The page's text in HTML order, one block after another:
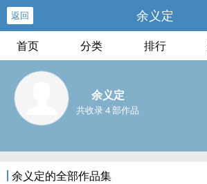
返回 余义定
首页 分类 排行
余义定
共收录 4 部作品
余义定的全部作品集